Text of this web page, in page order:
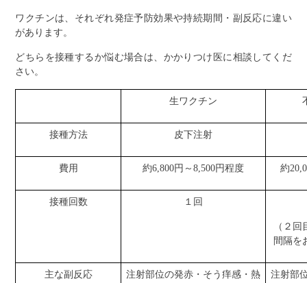
ワクチンは、それぞれ発症予防効果や持続期間・副反応に違い
があります。
どちらを接種するか悩む場合は、かかりつけ医に相談してくだ
さい。
生ワクチン
接種方法 皮下注射
費用 約6,800円～8,500円程度 約
接種回数 １回
（２
間隔を
主な副反応
注射部位の発赤・そう痒感・熱
注射部